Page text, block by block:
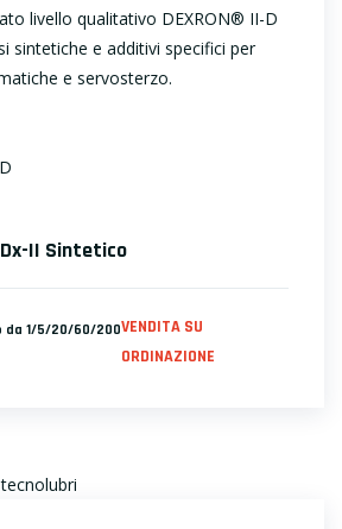
livello qualitativo DEXRON® II-D
sintetiche e additivi specifici per
e servosterzo.
II Sintetico
da 1/5/20/60/200VENDITA SU
ORDINAZIONE